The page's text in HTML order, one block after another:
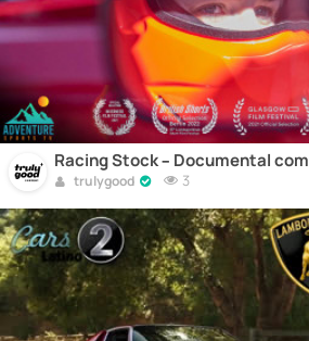
Racing Stock – Documental
trulygood 3